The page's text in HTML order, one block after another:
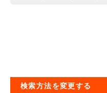
検索方法を変更する